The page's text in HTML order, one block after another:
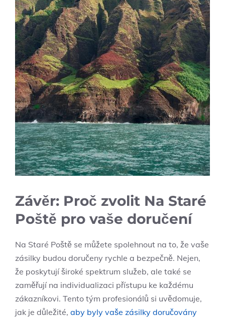
Závěr: Proč zvolit Na Staré
Poště pro vaše doručení
Na Staré Poště​ se můžete spolehnout ⁤na to, že vaše
zásilky budou doručeny rychle a bezpečně. Nejen,
že poskytují široké spektrum služeb, ale také se
zaměřují na individualizaci přístupu ke každému
zákazníkovi. Tento ⁤tým profesionálů si uvědomuje,
jak ⁣je důležité, aby byly vaše zásilky doručovány